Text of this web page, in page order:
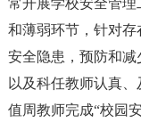
常开展学校安全管
和薄弱环节，针对
安全隐患，预防和
以及科任教师认真、
值周教师完成“校园